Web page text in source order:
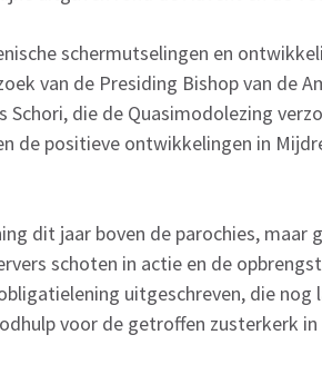
schermutselingen en
van de Presiding Bishop van de
Schori, die de Quasimodolezing
de positieve ontwikkelingen in
dit jaar boven de parochies, maar
schoten in actie en de
uitgeschreven, die
voor de getroffen zusterkerk